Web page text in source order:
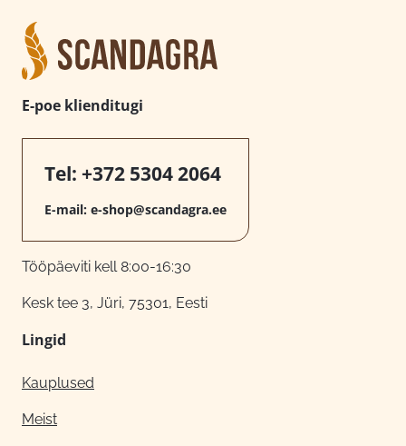
E-poe klienditugi
Tel: +372 5304 2064
E-mail: e-shop@scandagra.ee
Tööpäeviti kell 8:00-16:30
Kesk tee 3, Jüri, 75301, Eesti
Lingid
Kauplused
Meist